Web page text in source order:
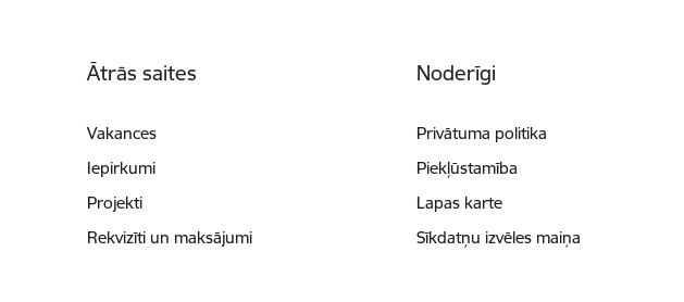
Ātrās saites
Vakances
Iepirkumi
Projekti
Rekvizīti un maksājumi
Noderīgi
Privātuma politika
Piekļūstamība
Lapas karte
Sīkdatņu izvēles maiņa